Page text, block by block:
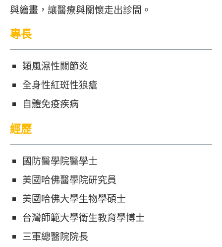
與繪畫，讓醫療與關懷走出診間。
專長
類風濕性關節炎
全身性紅斑性狼瘡
自體免疫疾病
經歷
國防醫學院醫學士
美國哈佛醫學院研究員
美國哈佛大學生物學碩士
台灣師範大學衛生教育學博士
三軍總醫院院長